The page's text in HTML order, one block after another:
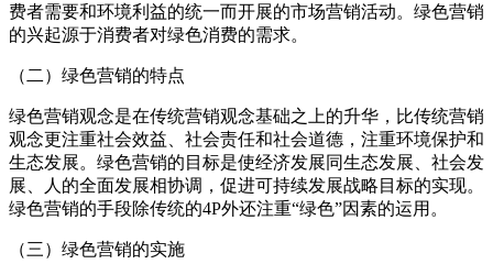
费者需要和环境利益的统一而开展的市场营销活动。绿色营销
的兴起源于消费者对绿色消费的需求。
（二）绿色营销的特点
绿色营销观念是在传统营销观念基础之上的升华，比传统营销
观念更注重社会效益、社会责任和社会道德，注重环境保护和
生态发展。绿色营销的目标是使经济发展同生态发展、社会发
展、人的全面发展相协调，促进可持续发展战略目标的实现。
绿色营销的手段除传统的4P外还注重“绿色”因素的运用。
（三）绿色营销的实施